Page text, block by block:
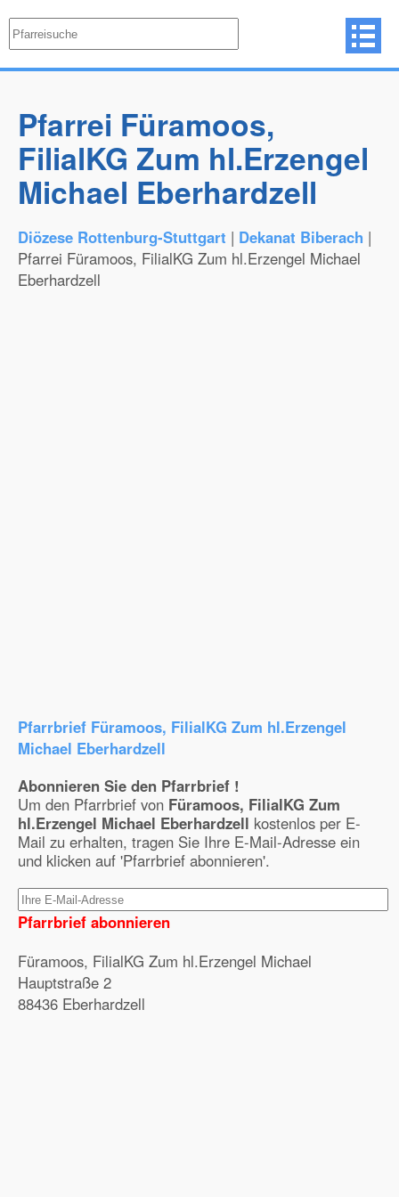
Pfarrei Füramoos,
FilialKG Zum hl.Erzengel
Michael Eberhardzell
Diözese Rottenburg-Stuttgart | Dekanat Biberach |
Pfarrei Füramoos, FilialKG Zum hl.Erzengel Michael
Eberhardzell
Pfarrbrief Füramoos, FilialKG Zum hl.Erzengel
Michael Eberhardzell
Abonnieren Sie den Pfarrbrief !
Um den Pfarrbrief von Füramoos, FilialKG Zum
hl.Erzengel Michael Eberhardzell kostenlos per E-
Mail zu erhalten, tragen Sie Ihre E-Mail-Adresse ein
und klicken auf 'Pfarrbrief abonnieren'.
Pfarrbrief abonnieren
Füramoos, FilialKG Zum hl.Erzengel Michael
Hauptstraße 2
88436 Eberhardzell